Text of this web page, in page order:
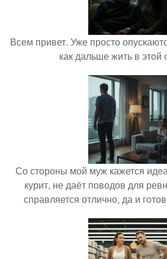
Всем привет. Уже просто
как дальше жить в этой
Со стороны мой муж кажется
курит, не даёт поводов для
справляется отлично, да и